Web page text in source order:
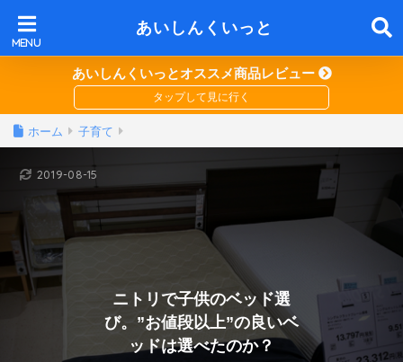
あいしんくいっと
あいしんくいっとオススメ商品レビュー
ホーム 子育て
ニトリで子供のベッド選
び。”お値段以上”の良いベ
ッドは選べたのか？
2019-08-15